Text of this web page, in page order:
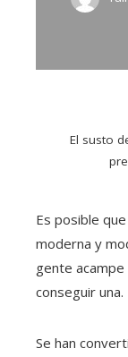
El susto
Es posible
moderna y
gente
conseguir una.
Se han